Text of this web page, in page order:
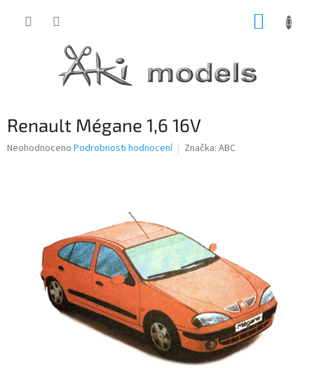
Renault Mégane 1,6 16V
Průměrné
hvězdiček.
Neohodnoceno Podrobnosti hodnocení Značka: ABC